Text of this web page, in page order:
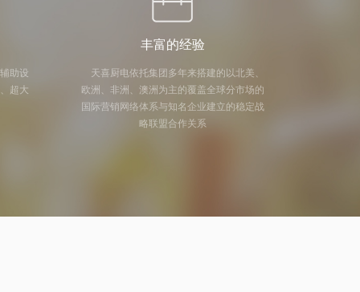
助设
超大
丰富的经验
天喜厨电依托集团多年来搭建的以北美、
欧洲、非洲、澳洲为主的覆盖全球分市场的
国际营销网络体系与知名企业建立的稳定战
略联盟合作关系